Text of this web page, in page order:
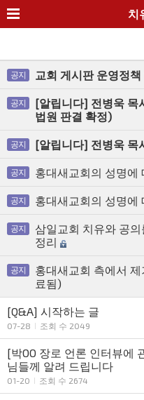
치
공지 교회 게시판 운영정책
공지
[알립니다] 전병욱 목
법원 판결 확정)
공지 [알립니다] 전병욱 목
공지 홍대새교회의 성명에
공지 홍대새교회의 성명에
공지
삼일교회 치유와 공
정리
공지
홍대새교회 측에서
료됨)
[Q&A] 시작하는 글
07-28 조회 수 2049
[박OO 장로 언론 인터뷰에
님들께 알려 드립니다
01-20 조회 수 2674